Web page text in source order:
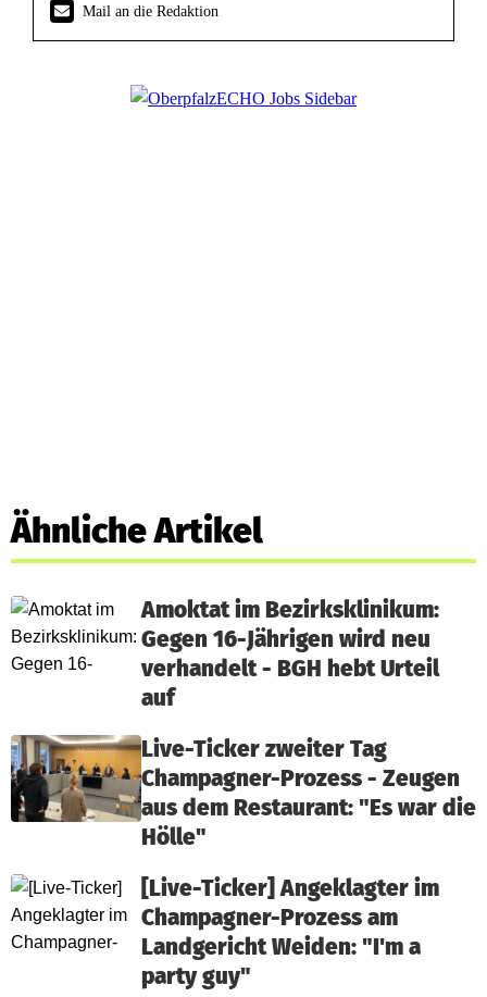
Mail an die Redaktion
Ähnliche Artikel
Amoktat im Bezirksklinikum:
Gegen 16-Jährigen wird neu
verhandelt - BGH hebt Urteil
auf
Live-Ticker zweiter Tag
Champagner-Prozess - Zeugen
aus dem Restaurant: "Es war die
Hölle"
[Live-Ticker] Angeklagter im
Champagner-Prozess am
Landgericht Weiden: "I'm a
party guy"